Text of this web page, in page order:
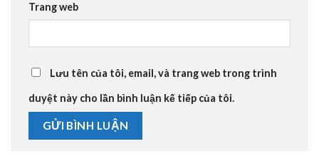
Trang web
Lưu tên của tôi, email, và trang web trong trình
duyệt này cho lần bình luận kế tiếp của tôi.